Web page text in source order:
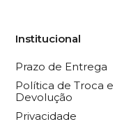
Institucional
Prazo de Entrega
Política de Troca e
Devolução
Privacidade